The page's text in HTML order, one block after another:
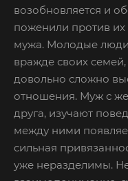
возобновляется и
поженили против
мужа. Молодые
вражде своих
довольно сложно
отношения. Муж с
друга, изучают
между ними
сильная
уже неразделимы.